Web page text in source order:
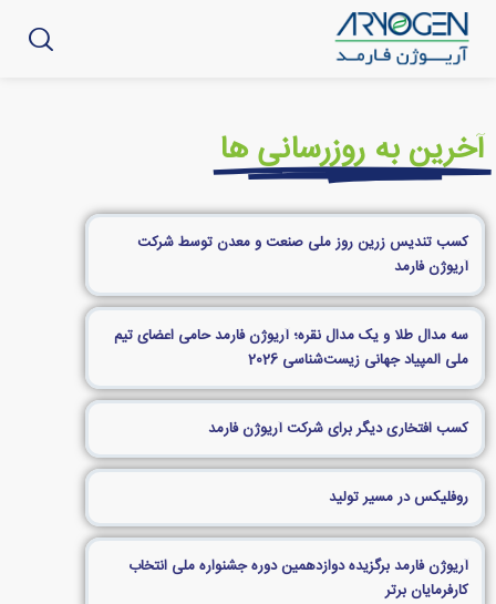
آخرین به روزرسانی ها
کسب تندیس زرین روز ملی صنعت و معدن توسط شرکت
آریوژن فارمد
سه مدال طلا و یک مدال نقره؛ آریوژن فارمد حامی اعضای تیم
ملی المپیاد جهانی زیست‌شناسی 2026
کسب افتخاری دیگر برای شرکت آریوژن فارمد
روفلیکس در مسیر تولید
آریوژن فارمد برگزیده دوازدهمین دوره جشنواره ملی انتخاب
کارفرمایان برتر